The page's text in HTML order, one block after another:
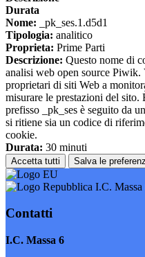
Durata
Nome: _pk_ses.1.d5d1
Tipologia: analitico
Proprieta: Prime Parti
Descrizione: Questo nome di
analisi web open source Piwik.
proprietari di siti Web a
misurare le prestazioni del
prefisso _pk_ses è seguito da
si ritiene sia un codice di
cookie.
Durata: 30 minuti
Accetta tutti Salva le
I.C. Massa
Contatti
I.C. Massa 6